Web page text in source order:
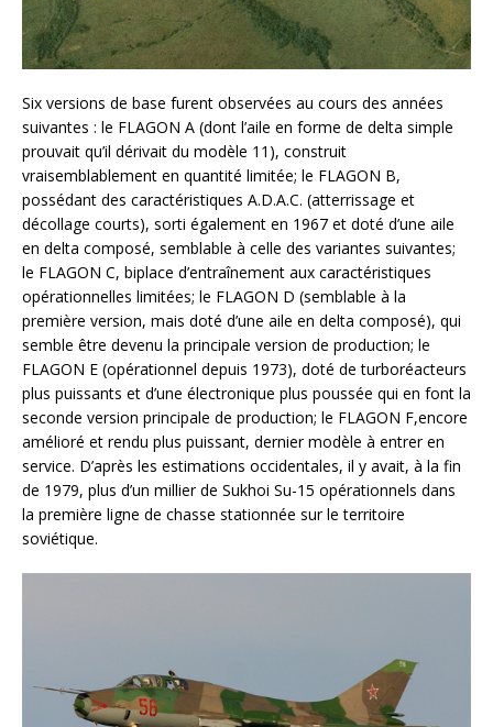
Six versions de base furent observées au cours des années
suivantes : le FLAGON A (dont l’aile en forme de delta simple
prouvait qu’il dérivait du modèle 11), construit
vraisemblablement en quantité limitée; le FLAGON B,
possédant des caractéristiques A.D.A.C. (atterrissage et
décollage courts), sorti également en 1967 et doté d’une aile
en delta composé, semblable à celle des variantes suivantes;
le FLAGON C, biplace d’entraînement aux caractéristiques
opérationnelles limitées; le FLAGON D (semblable à la
première version, mais doté d’une aile en delta composé), qui
semble être devenu la principale version de production; le
FLAGON E (opérationnel depuis 1973), doté de turboréacteurs
plus puissants et d’une électronique plus poussée qui en font la
seconde version principale de production; le FLAGON F,encore
amélioré et rendu plus puissant, dernier modèle à entrer en
service. D’après les estimations occidentales, il y avait, à la fin
de 1979, plus d’un millier de Sukhoi Su-15 opérationnels dans
la première ligne de chasse stationnée sur le territoire
soviétique.